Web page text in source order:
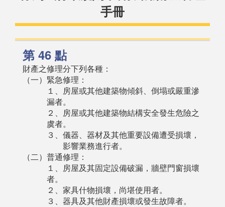
手冊
第 46 點
財產之修理分下列各種：
（一）緊急修理：
１、房屋或其他建築物傾斜、倒塌或嚴重滲
漏者。
２、房屋或其他建築物結構安全發生危險之
虞者。
３、儀器、器材及其他重要設備遭受損壞，
影響業務進行者。
（二）普通修理：
１、房屋及其固定設備破漏，牆壁門窗損壞
者。
２、家具什物損壞，尚堪使用者。
３、器具及其他財產損壞或發生故障者。